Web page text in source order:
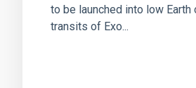
to be launched into low Earth
transits of Exo...